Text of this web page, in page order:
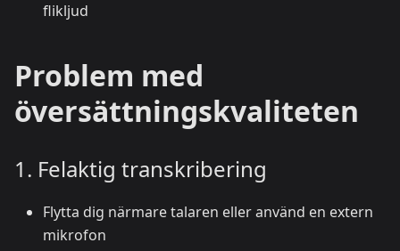
flikljud
Problem med
översättningskvaliteten
1. Felaktig transkribering
Flytta dig närmare talaren eller använd en extern
mikrofon